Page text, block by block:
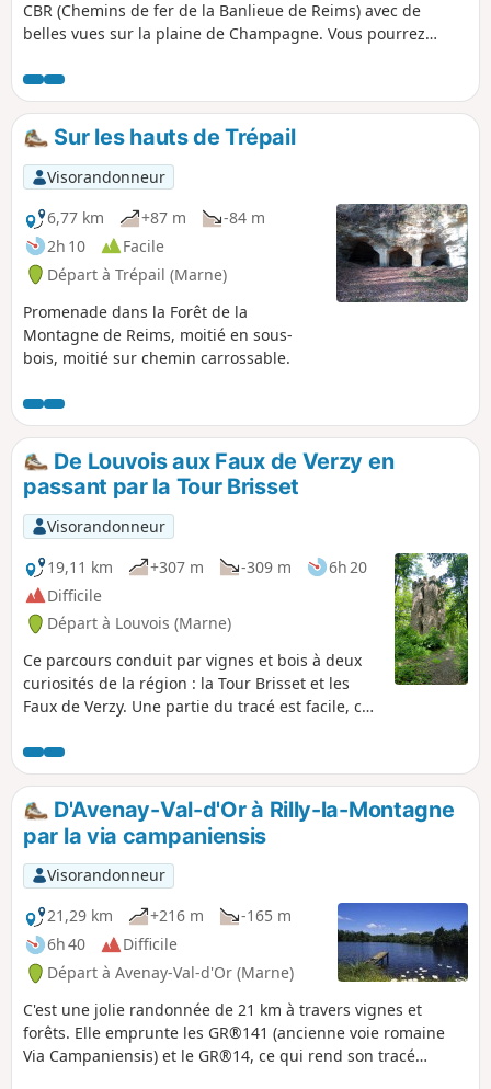
CBR (Chemins de fer de la Banlieue de Reims) avec de
belles vues sur la plaine de Champagne. Vous pourrez
touristique trop fréquenté. Boucle possible à l'Observatoire
du Sinaï avec une vue spectaculaire sur la vallée.
Sur les hauts de Trépail
Visorandonneur
6,77 km
+87 m
-84 m
2h 10
Facile
Départ à Trépail (Marne)
Promenade dans la Forêt de la
Montagne de Reims, moitié en sous-
bois, moitié sur chemin carrossable.
De Louvois aux Faux de Verzy en
passant par la Tour Brisset
Visorandonneur
19,11 km
+307 m -309 m
6h 20
Difficile
Départ à Louvois (Marne)
Ce parcours conduit par vignes et bois à deux
curiosités de la région : la Tour Brisset et les
Faux de Verzy. Une partie du tracé est facile, car
nécessite d'utiliser l'application Visorando ou la
carte. Sans le crochet par les Faux de Verzy, la
randonnée fait 15 km. Mise à jour de mai 2026 :
les chemins en fin de circuit, dans le secteur "La
plaine d'Ambonnay" ont été dévastés par des
engins forestiers. Ils sont à peine praticable, car
plein d'eau et d'ornières. Il faut de bonnes
chaussures et l'application pour y passer. Il y a
un panneau d'interdiction à l'arrivée à la Tour
Brisset.
D'Avenay-Val-d'Or à Rilly-la-Montagne
par la via campaniensis
Visorandonneur
21,29 km
+216 m
-165 m
6h 40
Difficile
Départ à Avenay-Val-d'Or (Marne)
C'est une jolie randonnée de 21 km à travers vignes et
forêts. Elle emprunte les GR®141 (ancienne voie romaine
Via Campaniensis) et le GR®14, ce qui rend son tracé